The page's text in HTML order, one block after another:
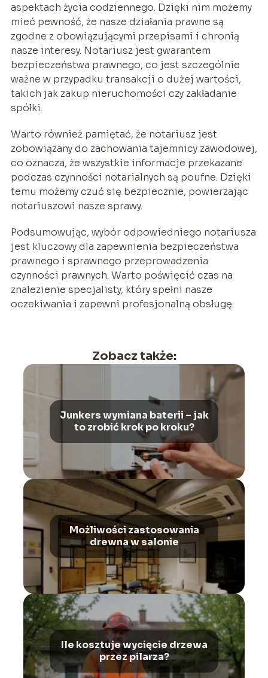
aspektach życia codziennego. Dzięki nim możemy
mieć pewność, że nasze działania prawne są
zgodne z obowiązującymi przepisami i chronią
nasze interesy. Notariusz jest gwarantem
bezpieczeństwa prawnego, co jest szczególnie
ważne w przypadku transakcji o dużej wartości,
takich jak zakup nieruchomości czy zakładanie
spółki.
Warto również pamiętać, że notariusz jest
zobowiązany do zachowania tajemnicy zawodowej,
co oznacza, że wszystkie informacje przekazane
podczas czynności notarialnych są poufne. Dzięki
temu możemy czuć się bezpiecznie, powierzając
notariuszowi nasze sprawy.
Podsumowując, wybór odpowiedniego notariusza
jest kluczowy dla zapewnienia bezpieczeństwa
prawnego i sprawnego przeprowadzenia
czynności prawnych. Warto poświęcić czas na
znalezienie specjalisty, który spełni nasze
oczekiwania i zapewni profesjonalną obsługę.
Zobacz także:
Junkers wymiana baterii – jak
to zrobić krok po kroku?
Możliwości zastosowania
drewna w salonie
Ile kosztuje wycięcie drzewa
przez pilarza?